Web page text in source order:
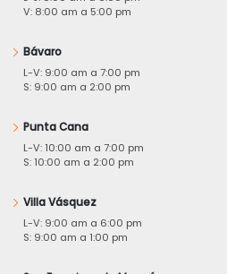
V: 8:00 am a 5:00 pm
Bávaro
L-V: 9:00 am a 7:00 pm
S: 9:00 am a 2:00 pm
Punta Cana
L-V: 10:00 am a 7:00 pm
S: 10:00 am a 2:00 pm
Villa Vásquez
L-V: 9:00 am a 6:00 pm
S: 9:00 am a 1:00 pm